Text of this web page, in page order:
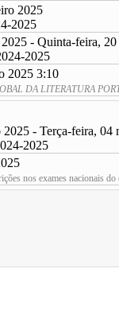
2025
2025
- Quinta-feira,
2025
2025 3:10
DA LITERATURA
2025 - Terça-feira, 04
2025
nos exames nacionais